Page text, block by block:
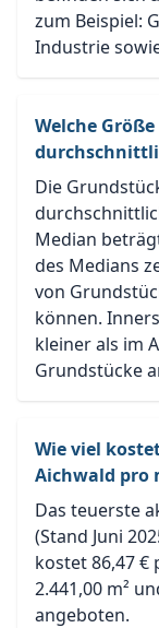
zum Beispiel:
Industrie
Welche
Die
Median
des Medians
von
können.
kleiner als im
Grundstücke
Wie viel
Aichwald pro
Das teuerste
(Stand Juni
kostet 86,47 €
2.441,00 m²
angeboten.